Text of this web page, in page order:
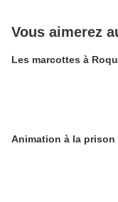
Vous aimerez
Les marcottes à
Animation à la prison